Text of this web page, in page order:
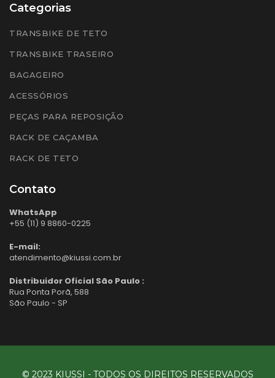
Categorias
TRANSBIKE DE TETO
TRANSBIKE TRASEIRO
BAGAGEIRO
ACESSÓRIOS
PEÇAS PARA REPOSIÇÃO
RACK DE CAÇAMBA
RACK DE TETO
Contato
WhatsApp
+55 (11) 9 8860-0225
E-mail:
atendimento@kiussi.com.br
Distribuidor Oficial São Paulo :
Rua Ponta Porã, 588
São Paulo - SP
© 2023 KIUSSI - TODOS OS DIREITOS RESERVADOS